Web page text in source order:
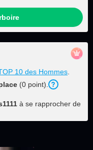
10 des Hommes
(0 point).
à se rapprocher de